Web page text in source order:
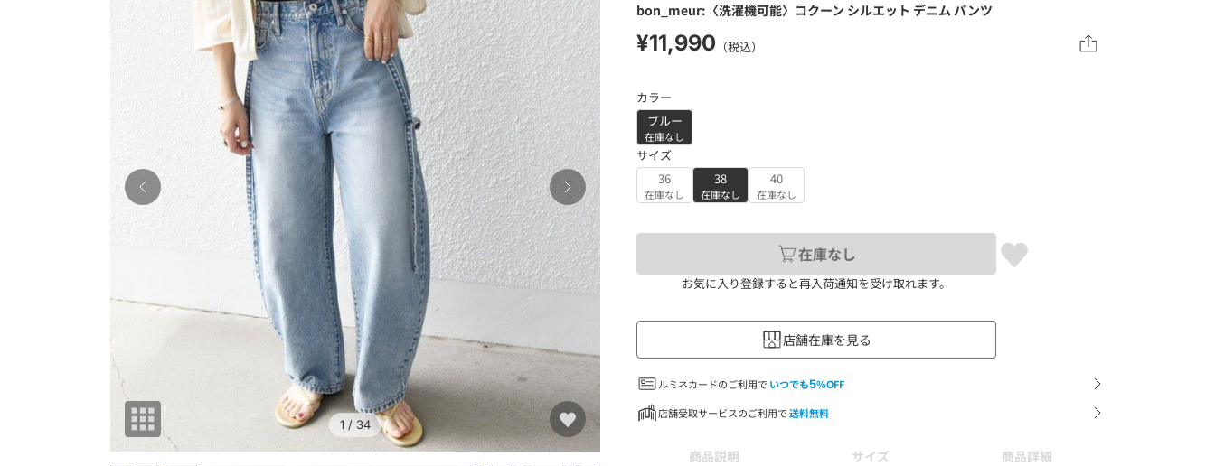
1 / 34
bon_meur:〈洗濯機可能〉コクーン シルエット デニム パンツ
¥11,990 （税込）
カラー
ブルー
在庫なし
サイズ
36
在庫なし
38
在庫なし
40
在庫なし
在庫なし
お気に入り登録すると再入荷通知を受け取れます。
店舗在庫を見る
ルミネカードのご利用で いつでも5%OFF
店舗受取サービスのご利用で送料無料
商品説明 サイズ 商品詳細